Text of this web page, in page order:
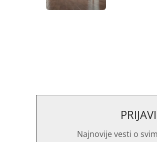
Najnovije vesti o